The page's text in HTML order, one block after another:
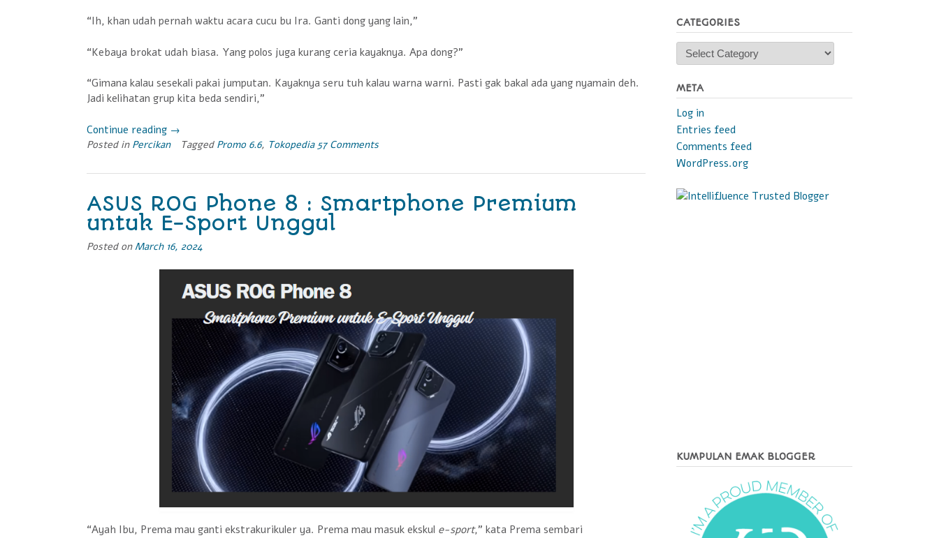
“Ih, khan udah pernah waktu acara cucu bu Ira. Ganti dong yang lain,”
“Kebaya brokat udah biasa. Yang polos juga kurang ceria kayaknya. Apa dong?”
“Gimana kalau sesekali pakai jumputan. Kayaknya seru tuh kalau warna warni. Pasti gak bakal ada yang nyamain deh.
Jadi kelihatan grup kita beda sendiri,”
Continue reading “Belanja
Asyik
Ribet
Promo
Menarik”
→
Posted in Percikan Tagged Promo 6.6, Tokopedia 57 Comments
ASUS ROG Phone 8 : Smartphone Premium
untuk E-Sport Unggul
Posted onMarch 16, 2024
“Ayah Ibu, Prema mau ganti ekstrakurikuler ya. Prema mau masuk ekskul e-sport,” kata Prema sembari
CATEGORIES
Categories
META
Log in
Entries feed
Comments feed
WordPress.org
KUMPULAN EMAK BLOGGER